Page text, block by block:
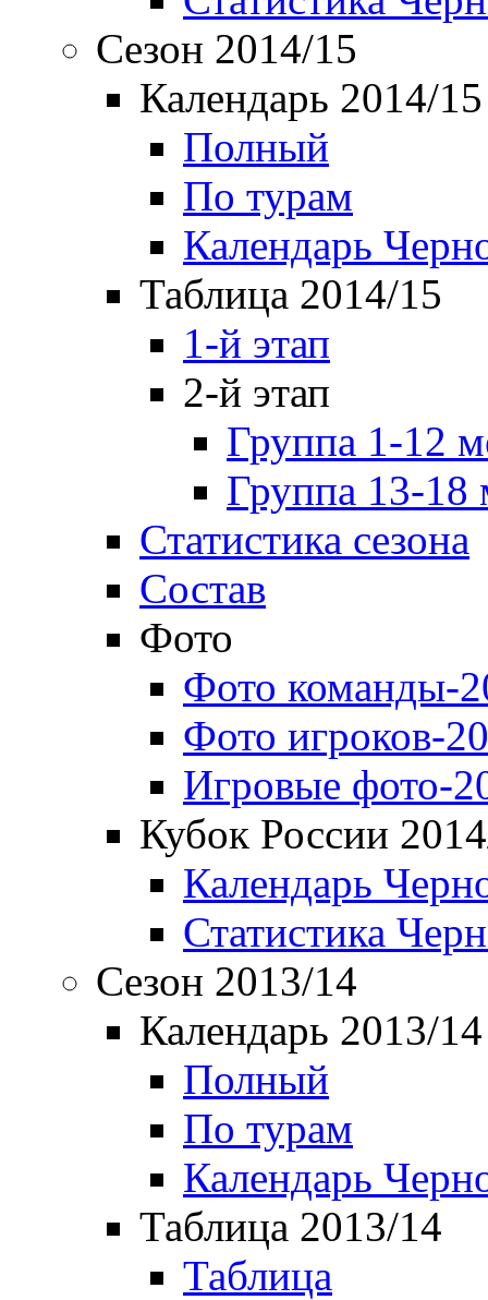
Сезон 2014/15
Календарь 2014/15
Полный
По турам
Календарь
Таблица 2014/15
1-й этап
2-й этап
Группа 1-12
Группа 13-18
Статистика сезона
Состав
Фото
Фото команды-
Фото игроков-
Игровые фото-
Кубок России
Календарь
Статистика
Сезон 2013/14
Календарь 2013/14
Полный
По турам
Календарь
Таблица 2013/14
Таблица